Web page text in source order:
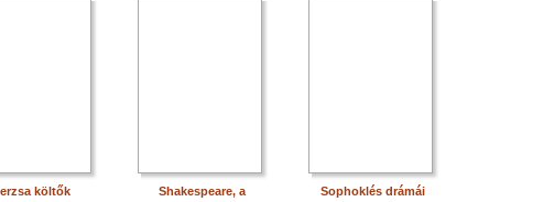
költők
Shakespeare, a
Sophoklés drámái